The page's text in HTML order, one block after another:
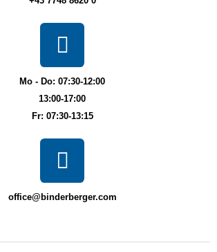
Mo - Do: 07:30-12:00
13:00-17:00
Fr: 07:30-13:15
office@binderberger.com